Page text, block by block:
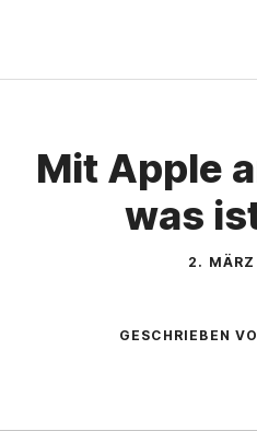
springen
Mit Apple
was
2.
GESCHRIEBEN